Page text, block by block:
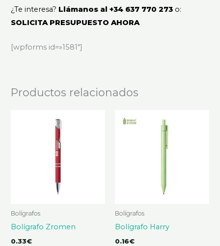
¿Te interesa? Llámanos al +34 637 770 273 o:
SOLICITA PRESUPUESTO AHORA
[wpforms id=»1581″]
Productos relacionados
Bolígrafos
Bolígrafo Zromen
0.33€
Bolígrafos
Bolígrafo Harry
0.16€